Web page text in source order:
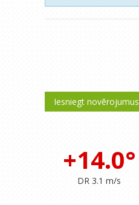
Iesniegt novērojumus
+14.0°
DR 3.1 m/s